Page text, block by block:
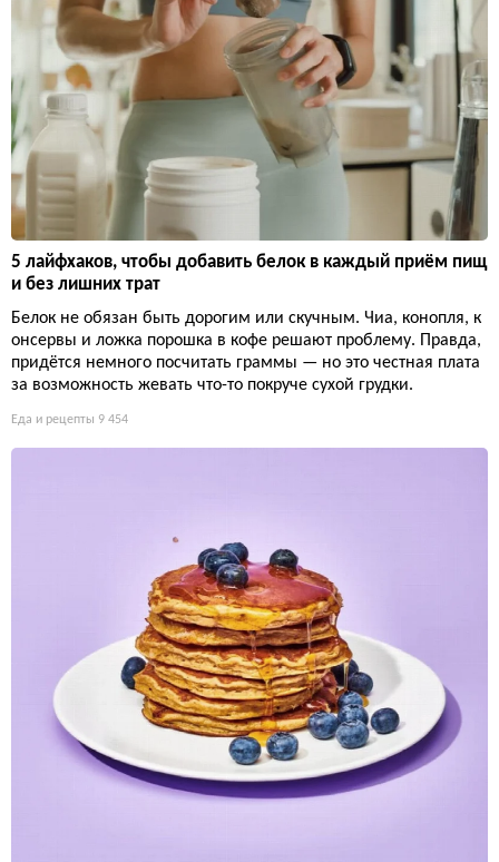
5 лайфхаков, чтобы добавить белок в каждый приём пищ
и без лишних трат
Белок не обязан быть дорогим или скучным. Чиа, конопля, к
онсервы и ложка порошка в кофе решают проблему. Правда,
придётся немного посчитать граммы — но это честная плата
за возможность жевать что-то покруче сухой грудки.
Еда и рецепты 9 454